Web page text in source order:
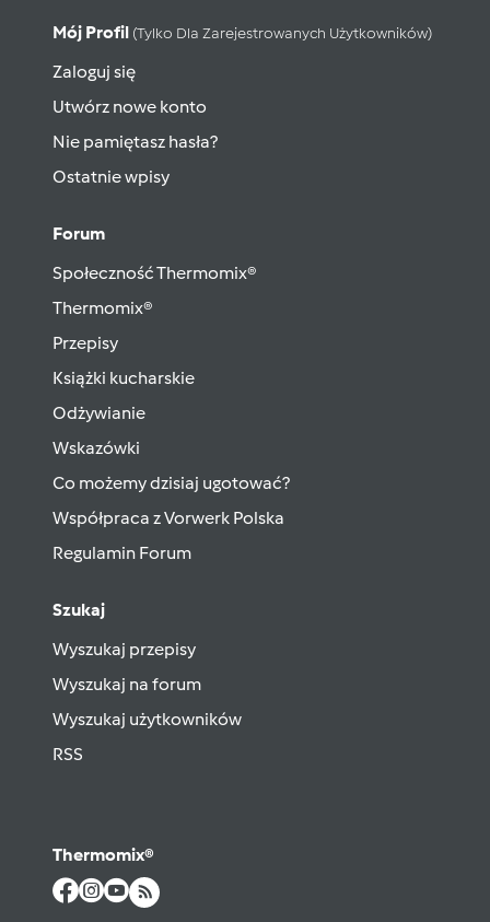
Mój Profil (tylko Dla Zarejestrowanych Użytkowników)
Zaloguj się
Utwórz nowe konto
Nie pamiętasz hasła?
Ostatnie wpisy
Forum
Społeczność Thermomix®
Thermomix®
Przepisy
Książki kucharskie
Odżywianie
Wskazówki
Co możemy dzisiaj ugotować?
Współpraca z Vorwerk Polska
Regulamin Forum
Szukaj
Wyszukaj przepisy
Wyszukaj na forum
Wyszukaj użytkowników
RSS
Thermomix®